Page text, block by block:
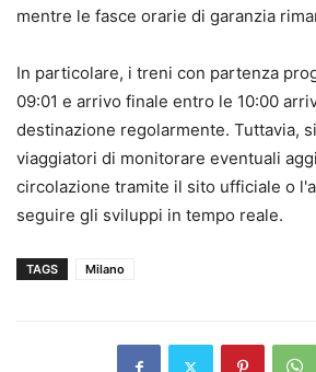
mentre le fasce orarie di garanzia
In particolare, i treni con partenza
09:01 e arrivo finale entro le 10:00
destinazione regolarmente. Tuttavia,
viaggiatori di monitorare eventuali
circolazione tramite il sito ufficiale o
seguire gli sviluppi in tempo reale.
TAGS Milano